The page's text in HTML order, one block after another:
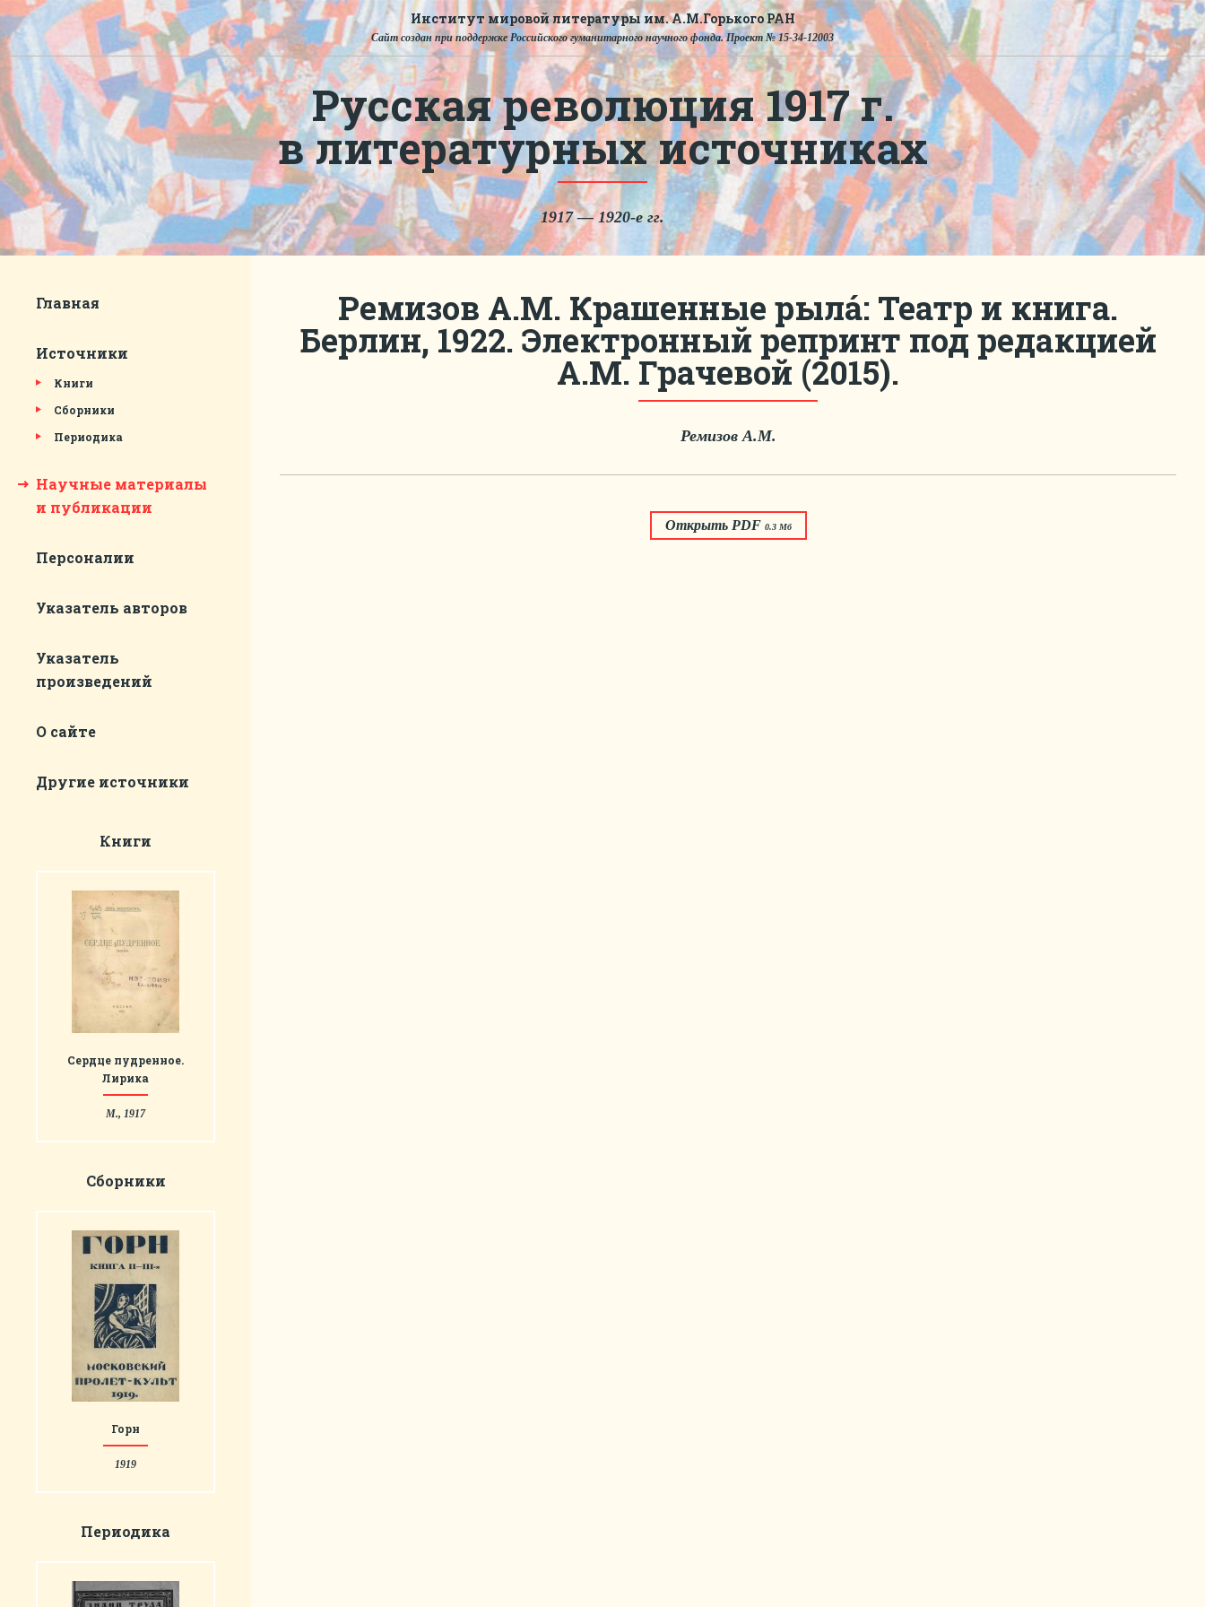
Институт мировой литературы им. А.М.Горького РАН
Сайт создан при поддержке Российского гуманитарного научного фонда. Проект № 15-34-12003
Русская революция 1917 г.
в литературных источниках
1917 — 1920-е гг.
Главная
Источники
Книги
Сборники
Периодика
Научные материалы
и публикации
Персоналии
Указатель авторов
Указатель
произведений
О сайте
Другие источники
Книги
Сердце пудренное.
Лирика
М., 1917
Сборники
Горн
1919
Периодика
Ремизов А.М. Крашенные рылá: Театр и книга.
Берлин, 1922. Электронный репринт под редакцией
А.М. Грачевой (2015).
Ремизов А.М.
Открыть PDF 0.3 Мб